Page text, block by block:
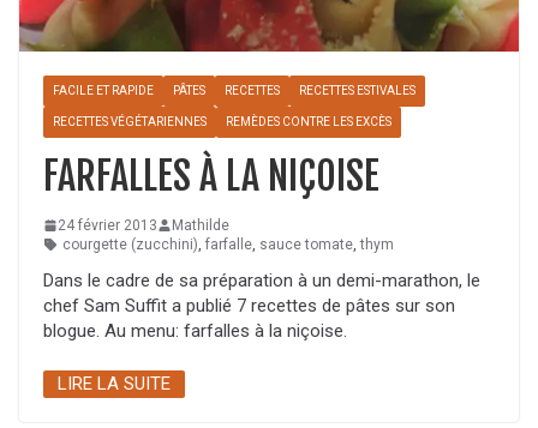
FACILE ET RAPIDE PÂTES RECETTES RECETTES ESTIVALES
RECETTES VÉGÉTARIENNES REMÈDES CONTRE LES EXCÈS
FARFALLES À LA NIÇOISE
24 février 2013
Mathilde
courgette (zucchini) farfalle sauce tomate ,thym
Dans le cadre de sa préparation à un demi-marathon, le
chef Sam Suffit a publié 7 recettes de pâtes sur son
blogue. Au menu: farfalles à la niçoise.
LIRE LA SUITE